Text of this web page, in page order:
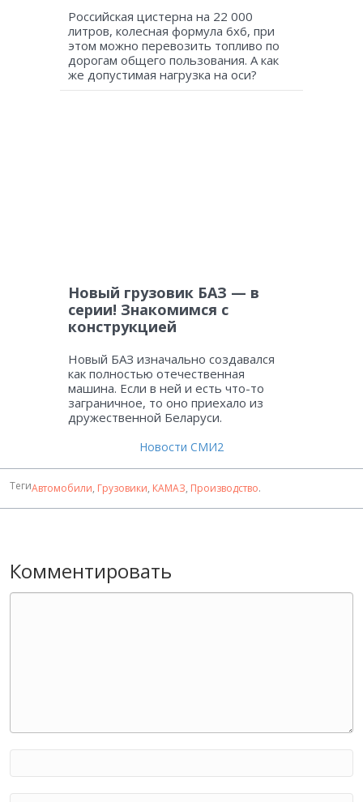
Российская цистерна на 22 000
литров, колесная формула 6х6, при
этом можно перевозить топливо по
дорогам общего пользования. А как
же допустимая нагрузка на оси?
Новый грузовик БАЗ — в
серии! Знакомимся с
конструкцией
Новый БАЗ изначально создавался
как полностью отечественная
машина. Если в ней и есть что-то
заграничное, то оно приехало из
дружественной Беларуси.
Новости СМИ2
ТегиАвтомобили, Грузовики, КАМАЗ, Производство.
Комментировать